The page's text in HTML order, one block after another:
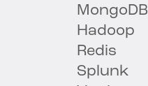
MongoDB
Hadoop
Redis
Splunk